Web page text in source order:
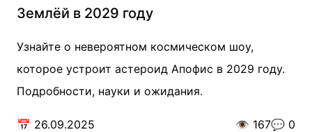
Землёй в 2029 году
Узнайте о невероятном космическом шоу,
которое устроит астероид Апофис в 2029 году.
Подробности, науки и ожидания.
📅 26.09.2025 👁️ 167💬 0